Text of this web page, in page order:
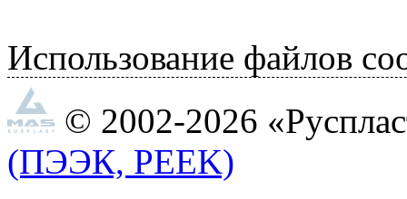
Использование файлов
© 2002-2026
(ПЭЭК, PEEK)